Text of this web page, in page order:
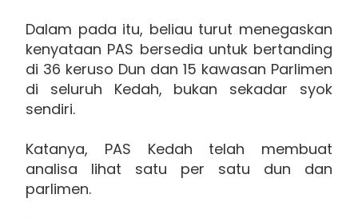
Dalam pada itu, beliau turut menegaskan
kenyataan PAS bersedia untuk bertanding
di 36 keruso Dun dan 15 kawasan Parlimen
di seluruh Kedah, bukan sekadar syok
sendiri.
Katanya, PAS Kedah telah membuat
analisa lihat satu per satu dun dan
parlimen.